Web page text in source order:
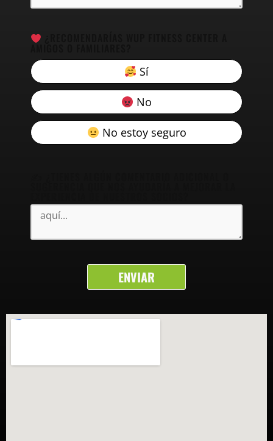
Sí
No
No estoy seguro
ENVIAR